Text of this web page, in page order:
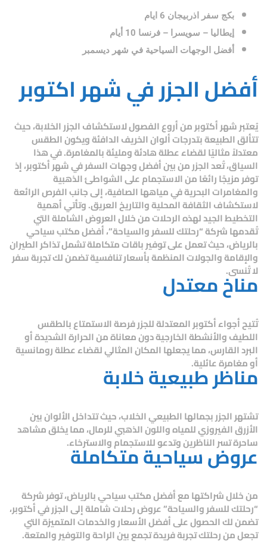
بكج سفر اذربيجان 6 ايام
إيطاليا – سويسرا – فرنسا 10 أيام
أفضل الوجهات السياحية في شهر ديسمبر
أفضل الجزر في شهر اكتوبر
يُعتبر شهر أكتوبر من أروع الفصول لاستكشاف الجزر الخلابة، حيث
تتألق الطبيعة بتدرجات ألوان الخريف الدافئة ويكون الطقس
معتدلاً مثاليًا لقضاء عطلة هادئة ومليئة بالمغامرة. في هذا
السياق، تُعد الجزر من بينأفضل وجهات السفر في شهر أكتوبر، إذ
توفر مزيجًا رائعًا من الاستجمام على الشواطئ الذهبية
والمغامرات البحرية في مياهها الصافية، إلى جانب الفرص الرائعة
لاستكشاف الثقافة المحلية والتاريخ العريق. وتأتي أهمية
التخطيط الجيد لهذه الرحلات من خلال العروض الشاملة التي
تُقدمها شركة “رحلتك للسفر والسياحة”، أفضل مكتب سياحي
بالرياض، حيث تعمل على توفير باقات متكاملة تشمل تذاكر الطيران
والإقامة والجولات المنظمة بأسعار تنافسية تضمن لك تجربة سفر
لا تُنسى.
مناخ معتدل
تُتيح أجواء أكتوبر المعتدلة للجزر فرصة الاستمتاع بالطقس
اللطيف والأنشطة الخارجية دون معاناة من الحرارة الشديدة أو
البرد القارس، مما يجعلها المكان المثالي لقضاء عطلة رومانسية
أو مغامرة عائلية.
مناظر طبيعية خلابة
تشتهر الجزر بجمالها الطبيعي الخلاب، حيث تتداخل الألوان بين
الأزرق الفيروزي للمياه واللون الذهبي للرمال، مما يخلق مشاهد
ساحرة تسر الناظرين وتدعو للاستجمام والاسترخاء.
عروض سياحية متكاملة
من خلال شراكتها مع أفضل مكتب سياحي بالرياض، توفر شركة
“رحلتك للسفر والسياحة” عروض رحلات شاملة إلى الجزر في أكتوبر،
تضمن لك الحصول على أفضل الأسعار والخدمات المتميزة التي
تجعل من رحلتك تجربة فريدة تجمع بين الراحة والتوفير والمتعة.